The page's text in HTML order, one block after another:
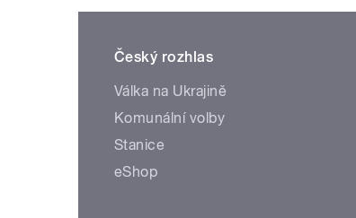
Český rozhlas
Válka na Ukrajině
Komunální volby
Stanice
eShop